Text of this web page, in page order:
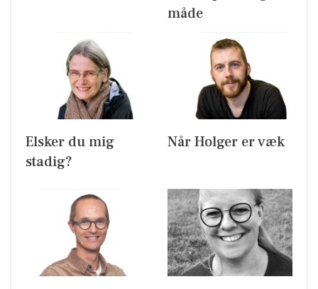
måde
Elsker du mig
stadig?
Når Holger er væk